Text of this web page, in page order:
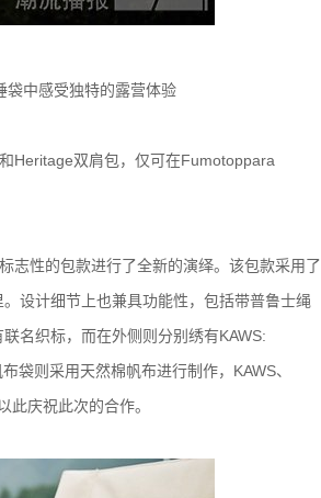
袋中感受独特的露营体验
Heritage双肩包，仅可在Fumotoppara
志性的包款进行了全新的演绎。该包款采用了
设计细节上也兼具功能性，包括带普鲁士绳
名织标，而在外侧则分别绣有KAWS:
袋则采用天然棉帆布进行制作，KAWS、
庆祝此次的合作。